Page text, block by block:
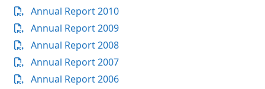
Annual Report 2010
Annual Report 2009
Annual Report 2008
Annual Report 2007
Annual Report 2006